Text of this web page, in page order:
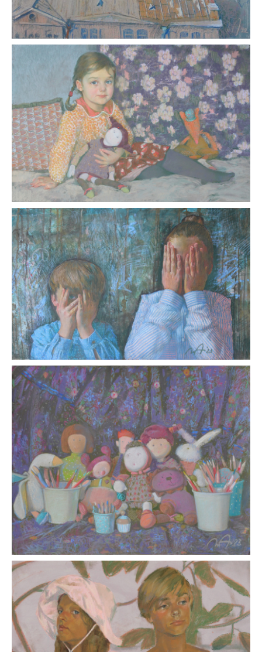
Подпишитесь на новости
Я хочу получать ваши рассылки
Отправить
Юридическая и бухгалтерская поддержка НСП
осуществляется фирмойПремьер-Партнер
С оформлением картин к выставке нам помогает
багетная мастерскаяИдиллиум
© 2026
Все картины и изображения, представленные на этом
сайте, являются собственностью каждого художника
и не могут быть использованы, изменены или
воспроизведены каким-либо образом без разрешения
художника.
Администрирование
Политика конфиденциальности
info@pastelsociety.ru
Национальный союз пастелистов
ОГРН 1187700020298
ИНН 7728453231
Договор-оферта
Отказ от ответственности
Разработка и техническая поддержка сайтов